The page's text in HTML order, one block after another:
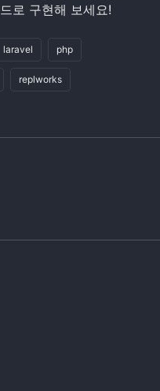
로 구현해 보세요!
laravel php
replworks